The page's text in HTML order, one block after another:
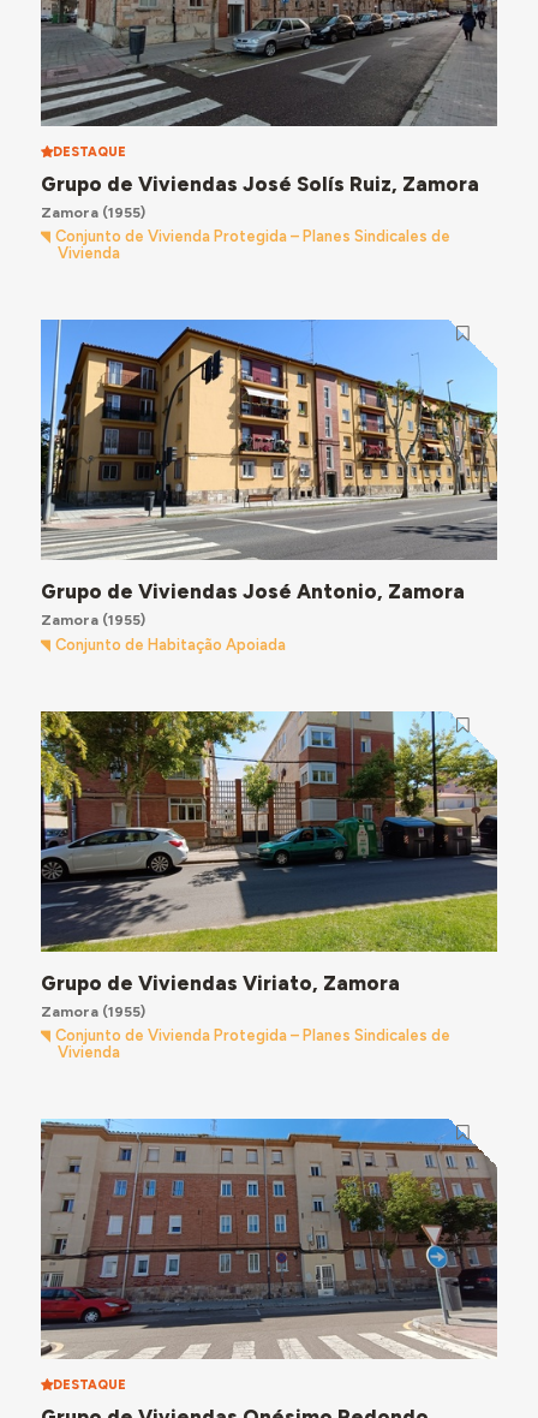
DESTAQUE
Grupo de Viviendas José Solís Ruiz, Zamora
Zamora(1955)
Conjunto de Vivienda Protegida – Planes Sindicales de
Vivienda
Grupo de Viviendas José Antonio, Zamora
Zamora(1955)
Conjunto de Habitação Apoiada
Grupo de Viviendas Viriato, Zamora
Zamora(1955)
Conjunto de Vivienda Protegida – Planes Sindicales de
Vivienda
DESTAQUE